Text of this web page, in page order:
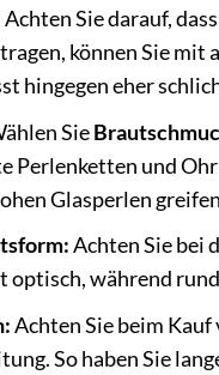
Achten Sie darauf,
können Sie mit
hingegen eher
Sie
Perlenketten und
Glasperlen
Achten Sie bei
optisch, während
Achten Sie beim Kauf
So haben Sie